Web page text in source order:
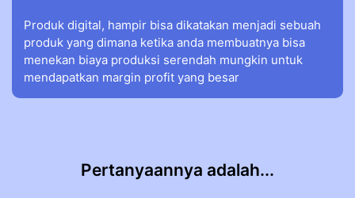
Produk digital, hampir bisa dikatakan menjadi sebuah
produk yang dimana ketika anda membuatnya bisa
menekan biaya produksi serendah mungkin untuk
mendapatkan margin profit yang besar
Pertanyaannya adalah...